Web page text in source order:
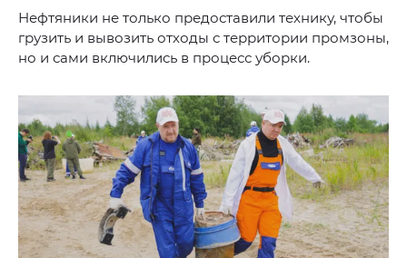
Нефтяники не только предоставили технику, чтобы
грузить и вывозить отходы с территории промзоны,
но и сами включились в процесс уборки.